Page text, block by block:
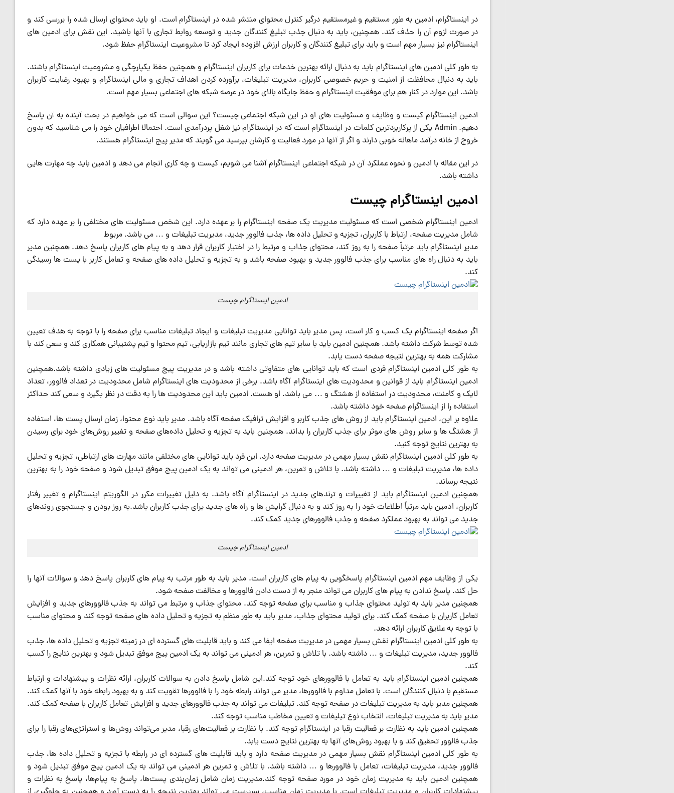
در اینستاگرام، ادمین به طور مستقیم و غیرمستقیم درگیر کنترل محتوای منتشر شده در اینستاگرام است. او باید محتوای ارسال شده را بررسی کند و
در صورت لزوم آن را حذف کند. همچنین، باید به دنبال جذب تبلیغ کنندگان جدید و توسعه روابط تجاری با آنها باشید. این نقش برای ادمین های
اینستاگرام نیز بسیار مهم است و باید برای تبلیغ کنندگان و کاربران ارزش افزوده ایجاد کرد تا مشروعیت اینستاگرام حفظ شود.
به طور کلی ادمین های اینستاگرام باید به دنبال ارائه بهترین خدمات برای کاربران اینستاگرام و همچنین حفظ یکپارچگی و مشروعیت اینستاگرام باشند.
باید به دنبال محافظت از امنیت و حریم خصوصی کاربران، مدیریت تبلیغات، برآورده کردن اهداف تجاری و مالی اینستاگرام و بهبود رضایت کاربران
باشد. این موارد در کنار هم برای موفقیت اینستاگرام و حفظ جایگاه بالای خود در عرصه شبکه های اجتماعی بسیار مهم است.
ادمین اینستاگرام کیست و وظایف و مسئولیت های او در این شبکه اجتماعی چیست؟ این سوالی است که می خواهیم در بحث آینده به آن پاسخ
دهیم. Admin یکی از پرکاربردترین کلمات در اینستاگرام است که در اینستاگرام نیز شغل پردرآمدی است. احتمالا اطرافیان خود را می شناسید که بدون
خروج از خانه درآمد ماهانه خوبی دارند و اگر از آنها در مورد فعالیت و کارشان بپرسید می گویند که مدیر پیج اینستاگرام هستند.
در این مقاله با ادمین و نحوه عملکرد آن در شبکه اجتماعی اینستاگرام آشنا می شویم، کیست و چه کاری انجام می دهد و ادمین باید چه مهارت هایی
داشته باشد.
ادمین اینستاگرام چیست
ادمین اینستاگرام شخصی است که مسئولیت مدیریت یک صفحه اینستاگرام را بر عهده دارد. این شخص مسئولیت های مختلفی را بر عهده دارد که
شامل مدیریت صفحه، ارتباط با کاربران، تجزیه و تحلیل داده ها، جذب فالوور جدید، مدیریت تبلیغات و … می باشد. مربوط
مدیر اینستاگرام باید مرتباً صفحه را به روز کند، محتوای جذاب و مرتبط را در اختیار کاربران قرار دهد و به پیام های کاربران پاسخ دهد. همچنین مدیر
باید به دنبال راه های مناسب برای جذب فالوور جدید و بهبود صفحه باشد و به تجزیه و تحلیل داده های صفحه و تعامل کاربر با پست ها رسیدگی
کند.
ادمین اینستاگرام چیست
اگر صفحه اینستاگرام یک کسب و کار است، پس مدیر باید توانایی مدیریت تبلیغات و ایجاد تبلیغات مناسب برای صفحه را با توجه به هدف تعیین
شده توسط شرکت داشته باشد. همچنین ادمین باید با سایر تیم های تجاری مانند تیم بازاریابی، تیم محتوا و تیم پشتیبانی همکاری کند و سعی کند با
مشارکت همه به بهترین نتیجه صفحه دست یابد.
به طور کلی ادمین اینستاگرام فردی است که باید توانایی های متفاوتی داشته باشد و در مدیریت پیج مسئولیت های زیادی داشته باشد.همچنین
ادمین اینستاگرام باید از قوانین و محدودیت های اینستاگرام آگاه باشد. برخی از محدودیت های اینستاگرام شامل محدودیت در تعداد فالوور، تعداد
لایک و کامنت، محدودیت در استفاده از هشتگ و … می باشد. او هست. ادمین باید این محدودیت ها را به دقت در نظر بگیرد و سعی کند حداکثر
استفاده را از اینستاگرام صفحه خود داشته باشد.
علاوه بر این، ادمین اینستاگرام باید از روش های جذب کاربر و افزایش ترافیک صفحه آگاه باشد. مدیر باید نوع محتوا، زمان ارسال پست ها، استفاده
از هشتگ ها و سایر روش های موثر برای جذب کاربران را بداند. همچنین باید به تجزیه و تحلیل داده‌های صفحه و تغییر روش‌های خود برای رسیدن
به بهترین نتایج توجه کنید.
به طور کلی ادمین اینستاگرام نقش بسیار مهمی در مدیریت صفحه دارد. این فرد باید توانایی های مختلفی مانند مهارت های ارتباطی، تجزیه و تحلیل
داده ها، مدیریت تبلیغات و … داشته باشد. با تلاش و تمرین، هر ادمینی می تواند به یک ادمین پیج موفق تبدیل شود و صفحه خود را به بهترین
نتیجه برساند.
همچنین ادمین اینستاگرام باید از تغییرات و ترندهای جدید در اینستاگرام آگاه باشد. به دلیل تغییرات مکرر در الگوریتم اینستاگرام و تغییر رفتار
کاربران، ادمین باید مرتباً اطلاعات خود را به روز کند و به دنبال گرایش ها و راه های جدید برای جذب کاربران باشد.به روز بودن و جستجوی روندهای
جدید می تواند به بهبود عملکرد صفحه و جذب فالوورهای جدید کمک کند.
ادمین اینستاگرام چیست
یکی از وظایف مهم ادمین اینستاگرام پاسخگویی به پیام های کاربران است. مدیر باید به طور مرتب به پیام های کاربران پاسخ دهد و سوالات آنها را
حل کند. پاسخ ندادن به پیام های کاربران می تواند منجر به از دست دادن فالوورها و مخالفت صفحه شود.
همچنین مدیر باید به تولید محتوای جذاب و مناسب برای صفحه توجه کند. محتوای جذاب و مرتبط می تواند به جذب فالوورهای جدید و افزایش
تعامل کاربران با صفحه کمک کند. برای تولید محتوای جذاب، مدیر باید به طور منظم به تجزیه و تحلیل داده های صفحه توجه کند و محتوای مناسب
با توجه به علایق کاربران ارائه دهد.
به طور کلی ادمین اینستاگرام نقش بسیار مهمی در مدیریت صفحه ایفا می کند و باید قابلیت های گسترده ای در زمینه تجزیه و تحلیل داده ها، جذب
فالوور جدید، مدیریت تبلیغات و … داشته باشد. با تلاش و تمرین، هر ادمینی می تواند به یک ادمین پیج موفق تبدیل شود و بهترین نتایج را کسب
کند.
همچنین ادمین اینستاگرام باید به تعامل با فالوورهای خود توجه کند.این شامل پاسخ دادن به سوالات کاربران، ارائه نظرات و پیشنهادات و ارتباط
مستقیم با دنبال کنندگان است. با تعامل مداوم با فالوورها، مدیر می تواند رابطه خود را با فالوورها تقویت کند و به بهبود رابطه خود با آنها کمک کند.
همچنین مدیر باید به مدیریت تبلیغات در صفحه توجه کند. تبلیغات می تواند به جذب فالوورهای جدید و افزایش تعامل کاربران با صفحه کمک کند.
مدیر باید به مدیریت تبلیغات، انتخاب نوع تبلیغات و تعیین مخاطب مناسب توجه کند.
همچنین ادمین باید به نظارت بر فعالیت رقبا در اینستاگرام توجه کند. با نظارت بر فعالیت‌های رقبا، مدیر می‌تواند روش‌ها و استراتژی‌های رقبا را برای
جذب فالوور تحقیق کند و با بهبود روش‌های آنها به بهترین نتایج دست یابد.
به طور کلی ادمین اینستاگرام نقش بسیار مهمی در مدیریت صفحه دارد و باید قابلیت های گسترده ای در رابطه با تجزیه و تحلیل داده ها، جذب
فالوور جدید، مدیریت تبلیغات، تعامل با فالوورها و … داشته باشد. با تلاش و تمرین هر ادمینی می تواند به یک ادمین پیج موفق تبدیل شود و
همچنین ادمین باید به مدیریت زمان خود در مورد صفحه توجه کند.مدیریت زمان شامل زمان‌بندی پست‌ها، پاسخ به پیام‌ها، پاسخ به نظرات و